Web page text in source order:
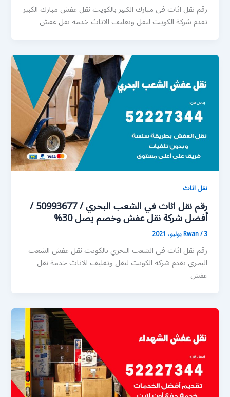
رقم نقل اثاث في مبارك الكبير بالكويت نقل عفش مبارك الكبير
تقدم شركة الكويت لنقل وتغليف الاثاث خدمة نقل عفش
نقل اثاث
رقم نقل اثاث في الشعب البحري / 50993677 /
أفضل شركة نقل عفش وخصم يصل 30%
Rwan/3 يوليو، 2021
رقم نقل اثاث في الشعب البحري بالكويت نقل عفش الشعب
البحري تقدم شركة الكويت لنقل وتغليف الاثاث خدمة نقل
عفش